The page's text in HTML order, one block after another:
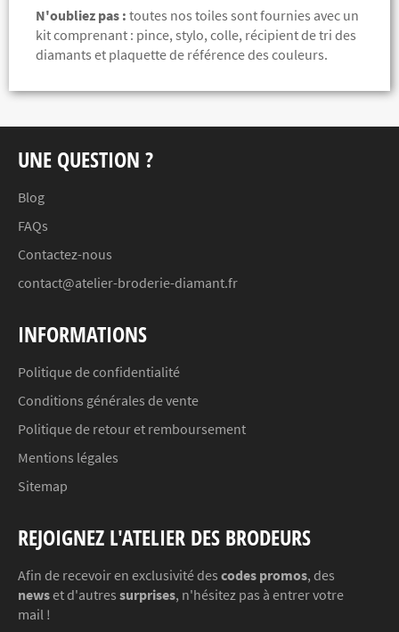
N'oubliez pas : toutes nos toiles sont fournies avec un
kit comprenant : pince, stylo, colle, récipient de tri des
diamants et plaquette de référence des couleurs.
UNE QUESTION ?
Blog
FAQs
Contactez-nous
contact@atelier-broderie-diamant.fr
INFORMATIONS
Politique de confidentialité
Conditions générales de vente
Politique de retour et remboursement
Mentions légales
Sitemap
REJOIGNEZ L'ATELIER DES BRODEURS
Afin de recevoir en exclusivité des codes promos, des
newset d'autres surprises, n'hésitez pas à entrer votre
mail !